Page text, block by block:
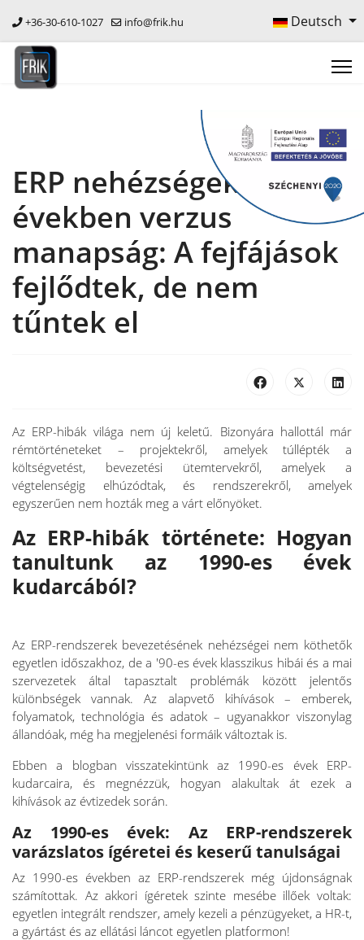
+36-30-610-1027 info@frik.hu Deutsch
ERP nehézségek a 90-es
években verzus
manapság: A fejfájások
fejlődtek, de nem
tűntek el
Az ERP-hibák világa nem új keletű. Bizonyára hallottál már
rémtörténeteket – projektekről, amelyek túllépték a
költségvetést, bevezetési ütemtervekről, amelyek a
végtelenségig elhúzódtak, és rendszerekről, amelyek
egyszerűen nem hozták meg a várt előnyöket.
Az ERP-hibák története: Hogyan
tanultunk az 1990-es évek
kudarcából?
Az ERP-rendszerek bevezetésének nehézségei nem köthetők
egyetlen időszakhoz, de a '90-es évek klasszikus hibái és a mai
szervezetek által tapasztalt problémák között jelentős
különbségek vannak. Az alapvető kihívások – emberek,
folyamatok, technológia és adatok – ugyanakkor viszonylag
állandóak, még ha megjelenési formáik változtak is.
Ebben a blogban visszatekintünk az 1990-es évek ERP-
kudarcaira, és megnézzük, hogyan alakultak át ezek a
kihívások az évtizedek során.
Az 1990-es évek: Az ERP-rendszerek
varázslatos ígéretei és keserű tanulságai
Az 1990-es években az ERP-rendszerek még újdonságnak
számítottak. Az akkori ígéretek szinte mesébe illőek voltak:
egyetlen integrált rendszer, amely kezeli a pénzügyeket, a HR-t,
a gyártást és az ellátási láncot egyetlen platformon!